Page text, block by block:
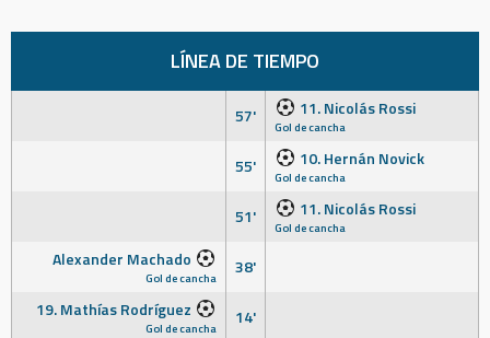
LÍNEA DE TIEMPO
57' 11. Nicolás Rossi
Gol de cancha
55' 10. Hernán Novick
Gol de cancha
51' 11. Nicolás Rossi
Gol de cancha
Alexander Machado
Gol de cancha
38'
19. Mathías Rodríguez
Gol de cancha 14'